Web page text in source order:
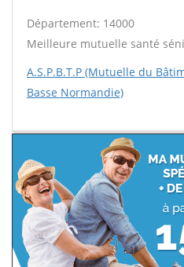
Département: 14000
Meilleure mutuelle santé
A.S.P.B.T.P (Mutuelle du
Basse Normandie)